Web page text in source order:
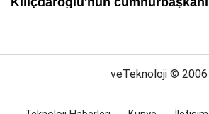
veTeknoloji © 2006